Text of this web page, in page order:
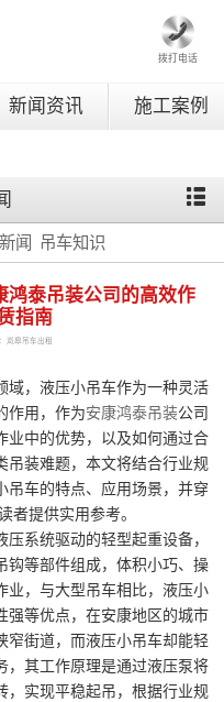
拨打电话
新闻资讯 施工案例
闻 吊车知识
鸿泰吊装公司的高效作
指南
岚皋吊车出租
域，液压小吊车作为一种灵活
作用，作为安康鸿泰吊装公司
业中的优势，以及如何通过合
吊装难题，本文将结合行业规
吊车的特点、应用场景，并穿
者提供实用参考。
系统驱动的轻型起重设备，
钩等部件组成，体积小巧、操
业，与大型吊车相比，液压小
强等优点，在安康地区的城市
窄街道，而液压小吊车却能轻
，其工作原理是通过液压泵将
，实现平稳起吊，根据行业规